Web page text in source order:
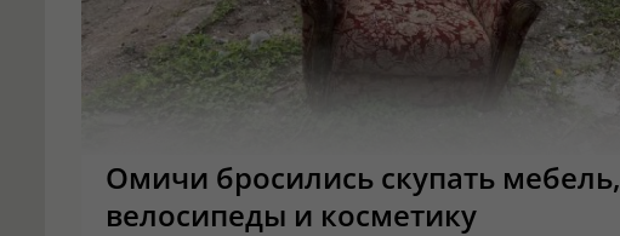
Омичи бросились скупать мебель,
велосипеды и косметику